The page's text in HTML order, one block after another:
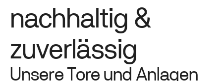
nachhaltig &
zuverlässig
UnsereTore und Anlagen